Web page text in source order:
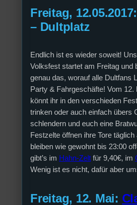
Freitag, 12.05.2017:
– Dultplatz
Endlich ist es wieder soweit!
Volksfest startet am Freitag und
genau das, worauf alle Dultfans
Party & Fahrgeschäfte! Vom
könnt ihr in den verschieden
trinken oder auch einfach übers
schlendern und euch eine
Festzelte öffnen ihre Tore täglich
bleiben wie gewohnt bis 23:00
gibt’s im Hahn-Zelt für 9,40€, im
Wenig ist es nicht, dafür aber
Freitag, 12. Mai: